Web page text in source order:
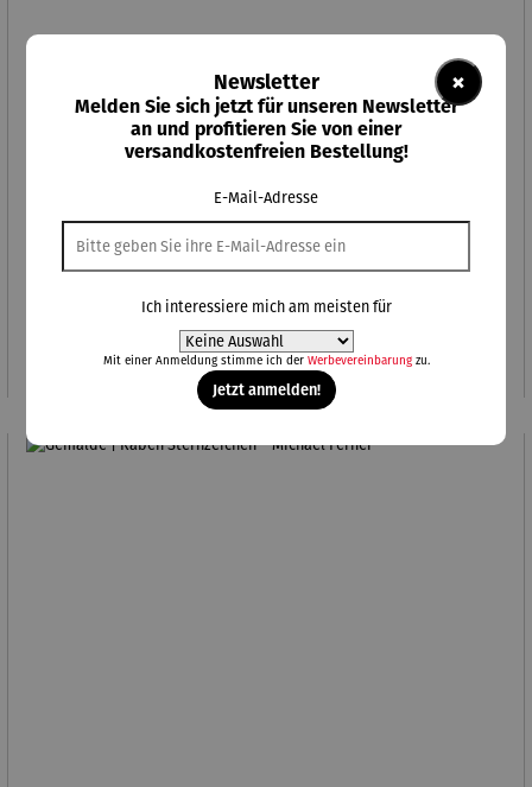
Regulärer Preis:
460,00 €
×
Newsletter
Melden Sie sich jetzt für unseren Newsletter
an und profitieren Sie von einer
versandkostenfreien Bestellung!
E-Mail-Adresse
Ich interessiere mich am meisten für
Mit einer Anmeldung stimme ich der Werbevereinbarungzu.
Jetzt anmelden!